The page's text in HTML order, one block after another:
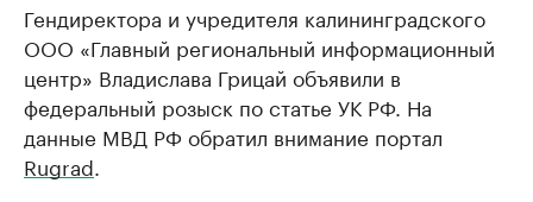
Гендиректора и учредителя калининградского
ООО «Главный региональный информационный
центр» Владислава Грицай объявили в
федеральный розыск по статье УК РФ. На
данные МВД РФ обратил внимание портал
Rugrad.